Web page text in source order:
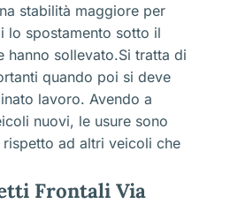
stabilità maggiore per
lo spostamento sotto il
hanno sollevato.Si tratta di
quando poi si deve
lavoro. Avendo a
nuovi, le usure sono
ad altri veicoli che
Frontali Via